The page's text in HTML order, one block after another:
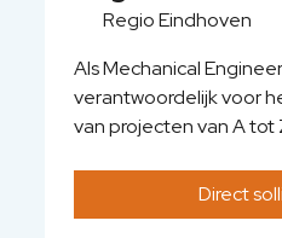
binnen de
disciplines. Zo heb je
betrouwbaarheid en
productie-installaties.
Regio
Regio Eindhoven
Als Mechanical
verantwoordelijk voor
van projecten van A
berekeningen binnen
omgevingen, met een
Direct